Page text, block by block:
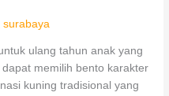
surabaya
ulang tahun anak yang
memilih bento karakter
kuning tradisional yang